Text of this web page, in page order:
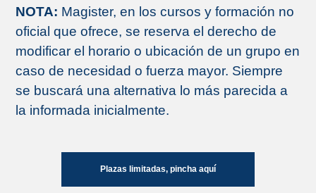
NOTA: Magister, en los cursos y formación no
oficial que ofrece, se reserva el derecho de
modificar el horario o ubicación de un grupo en
caso de necesidad o fuerza mayor. Siempre
se buscará una alternativa lo más parecida a
la informada inicialmente.
Plazas limitadas, pincha aquí